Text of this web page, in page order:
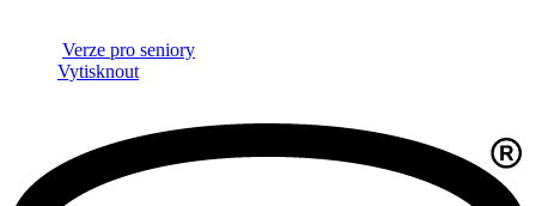
Verze pro seniory
Vytisknout